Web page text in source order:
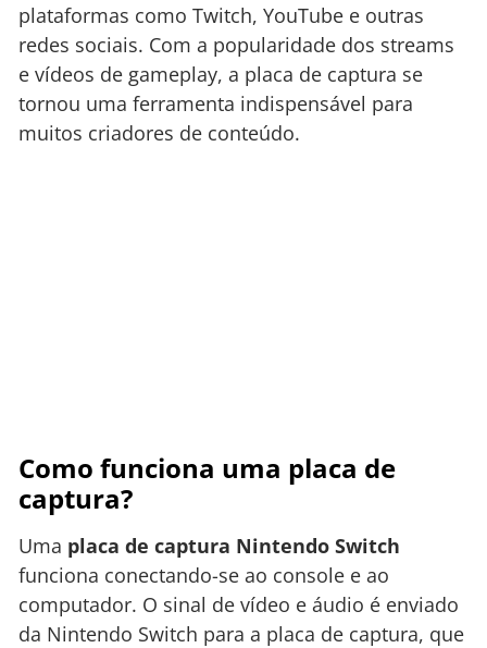
plataformas como Twitch, YouTube e outras
redes sociais. Com a popularidade dos streams
e vídeos de gameplay, a placa de captura se
tornou uma ferramenta indispensável para
muitos criadores de conteúdo.
Como funciona uma placa de
captura?
Uma placa de captura Nintendo Switch
funciona conectando-se ao console e ao
computador. O sinal de vídeo e áudio é enviado
da Nintendo Switch para a placa de captura, que